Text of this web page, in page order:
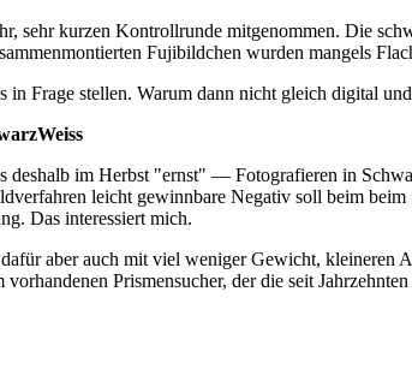
sehr kurzen Kontrollrunde mitgenommen. Die
Fujibildchen wurden mangels
in Frage stellen. Warum dann nicht gleich digital
im Herbst "ernst" — Fotografieren in
leicht gewinnbare Negativ soll beim
Das interessiert mich.
aber auch mit viel weniger Gewicht,
Prismensucher, der die seit